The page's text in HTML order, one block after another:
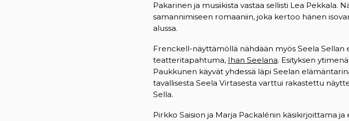
Pakarinen ja musiikista vastaa sellisti Lea Pekkala.
samannimiseen romaaniin, joka kertoo hänen
alussa.
Frenckell-näyttämöllä nähdään myös Seela
teatteritapahtuma, Ihan Seelana. Esityksen
Paukkunen käyvät yhdessä läpi Seelan
tavallisesta Seela Virtasesta varttui rakastettu
Sella.
Pirkko Saision ja Marja Packalénin käsikirjoittama